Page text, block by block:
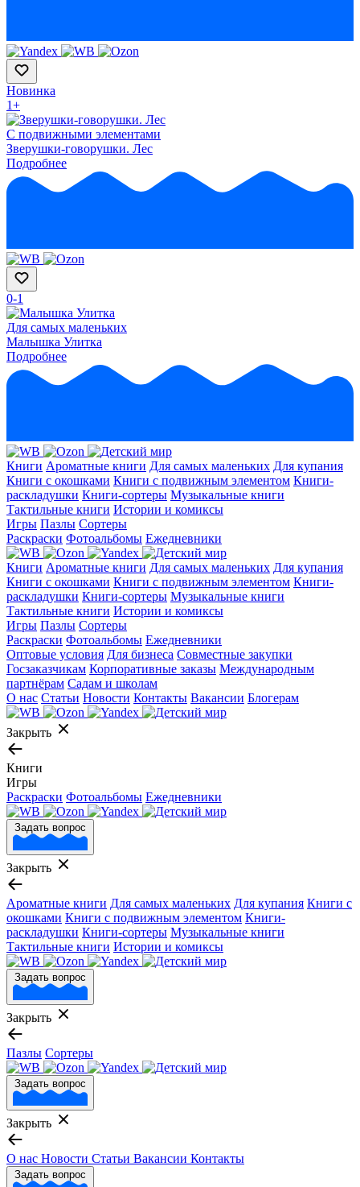
Новинка
1+
С подвижными элементами
Зверушки-говорушки. Лес
Подробнее
0-1
Для самых маленьких
Малышка Улитка
Подробнее
Книги Ароматные книги Для самых маленьких Для купания
Книги с окошками Книги с подвижным элементом Книги-
раскладушки Книги-сортеры Музыкальные книги
Тактильные книги Истории и комиксы
Игры Пазлы Сортеры
Раскраски Фотоальбомы Ежедневники
Книги Ароматные книги Для самых маленьких Для купания
Книги с окошками Книги с подвижным элементом Книги-
раскладушки Книги-сортеры Музыкальные книги
Тактильные книги Истории и комиксы
Игры Пазлы Сортеры
Раскраски Фотоальбомы Ежедневники
Оптовые условия Для бизнеса Совместные закупки
Госзаказчикам Корпоративные заказы Международным
партнёрам Садам и школам
О нас Статьи Новости Контакты Вакансии Блогерам
Закрыть
Книги
Игры
Раскраски Фотоальбомы Ежедневники
Задать вопрос
Закрыть
Ароматные книги Для самых маленьких Для купания Книги с
окошками Книги с подвижным элементом Книги-
раскладушки Книги-сортеры Музыкальные книги
Тактильные книги Истории и комиксы
Задать вопрос
Закрыть
Пазлы Сортеры
Задать вопрос
Закрыть
О нас Новости Статьи Вакансии Контакты
Задать вопрос